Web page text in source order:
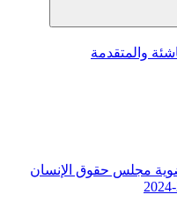
والمتقدمة
مجلس حقوق الإنسان